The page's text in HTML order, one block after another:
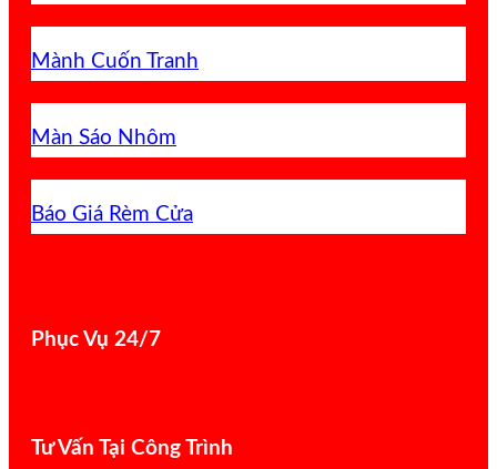
Mành Cuốn Tranh
Màn Sáo Nhôm
Báo Giá Rèm Cửa
Phục Vụ 24/7
Tư Vấn Tại Công Trình